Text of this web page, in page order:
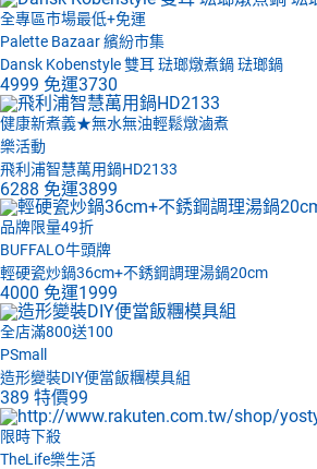
全專區市場最低+免運
Palette Bazaar 繽紛市集
Dansk Kobenstyle 雙耳 琺瑯燉煮鍋 琺瑯鍋
4999 免運3730
健康新煮義★無水無油輕鬆燉滷煮
樂活動
飛利浦智慧萬用鍋HD2133
6288 免運3899
品牌限量49折
BUFFALO牛頭牌
輕硬瓷炒鍋36cm+不銹鋼調理湯鍋20cm
4000 免運1999
全店滿800送100
PSmall
造形變裝DIY便當飯糰模具組
389 特價99
限時下殺
TheLife樂生活